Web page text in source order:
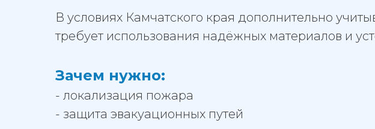
В условиях Камчатского края дополнительно
требует использования надёжных материалов и
Зачем нужно:
- локализация пожара
- защита эвакуационных путей